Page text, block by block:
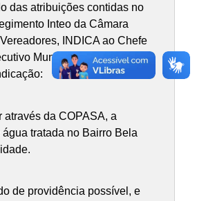
das atribuições contidas no
Inteo da Câmara
INDICA ao Chefe
Municipal, a(s)
através da COPASA, a
tratada no Bairro Bela
de providência possível, e